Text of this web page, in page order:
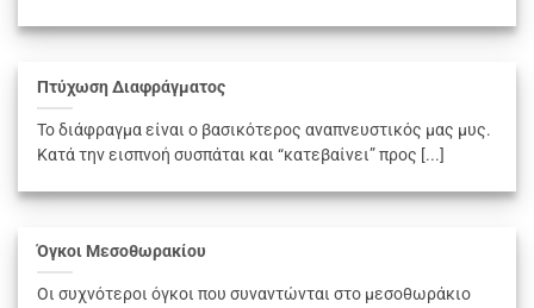
Πτύχωση Διαφράγματος
Το διάφραγμα είναι ο βασικότερος αναπνευστικός μας μυς.
Κατά την εισπνοή συσπάται και “κατεβαίνει” προς [...]
Όγκοι Μεσοθωρακίου
Οι συχνότεροι όγκοι που συναντώνται στο μεσοθωράκιο